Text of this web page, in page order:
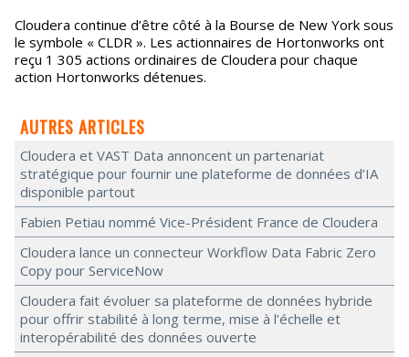
Cloudera continue d’être côté à la Bourse de New York sous
le symbole « CLDR ». Les actionnaires de Hortonworks ont
reçu 1 305 actions ordinaires de Cloudera pour chaque
action Hortonworks détenues.
AUTRES ARTICLES
Cloudera et VAST Data annoncent un partenariat
stratégique pour fournir une plateforme de données d’IA
disponible partout
Fabien Petiau nommé Vice-Président France de Cloudera
Cloudera lance un connecteur Workflow Data Fabric Zero
Copy pour ServiceNow
Cloudera fait évoluer sa plateforme de données hybride
pour offrir stabilité à long terme, mise à l’échelle et
interopérabilité des données ouverte